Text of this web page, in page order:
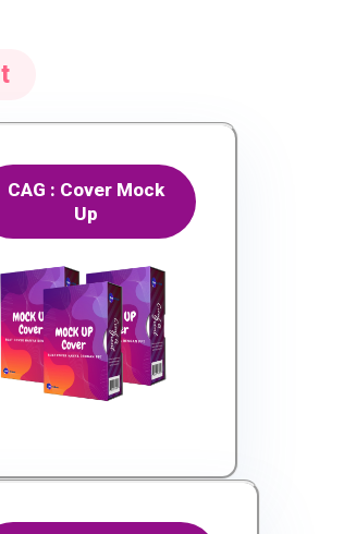
CAG : Cover Mock
Up